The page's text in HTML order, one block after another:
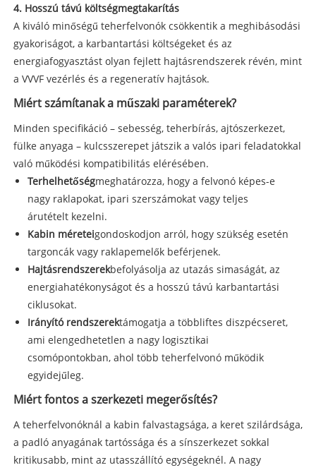
4. Hosszú távú költségmegtakarítás
A kiváló minőségű teherfelvonók csökkentik a meghibásodási
gyakoriságot, a karbantartási költségeket és az
energiafogyasztást olyan fejlett hajtásrendszerek révén, mint
a VVVF vezérlés és a regeneratív hajtások.
Miért számítanak a műszaki paraméterek?
Minden specifikáció – sebesség, teherbírás, ajtószerkezet,
fülke anyaga – kulcsszerepet játszik a valós ipari feladatokkal
való működési kompatibilitás elérésében.
Terhelhetőségmeghatározza, hogy a felvonó képes-e
nagy raklapokat, ipari szerszámokat vagy teljes
árutételt kezelni.
Kabin méreteigondoskodjon arról, hogy szükség esetén
targoncák vagy raklapemelők beférjenek.
Hajtásrendszerekbefolyásolja az utazás simaságát, az
energiahatékonyságot és a hosszú távú karbantartási
ciklusokat.
Irányító rendszerektámogatja a többliftes diszpécseret,
ami elengedhetetlen a nagy logisztikai
csomópontokban, ahol több teherfelvonó működik
egyidejűleg.
Miért fontos a szerkezeti megerősítés?
A teherfelvonóknál a kabin falvastagsága, a keret szilárdsága,
a padló anyagának tartóssága és a sínszerkezet sokkal
kritikusabb, mint az utasszállító egységeknél. A nagy